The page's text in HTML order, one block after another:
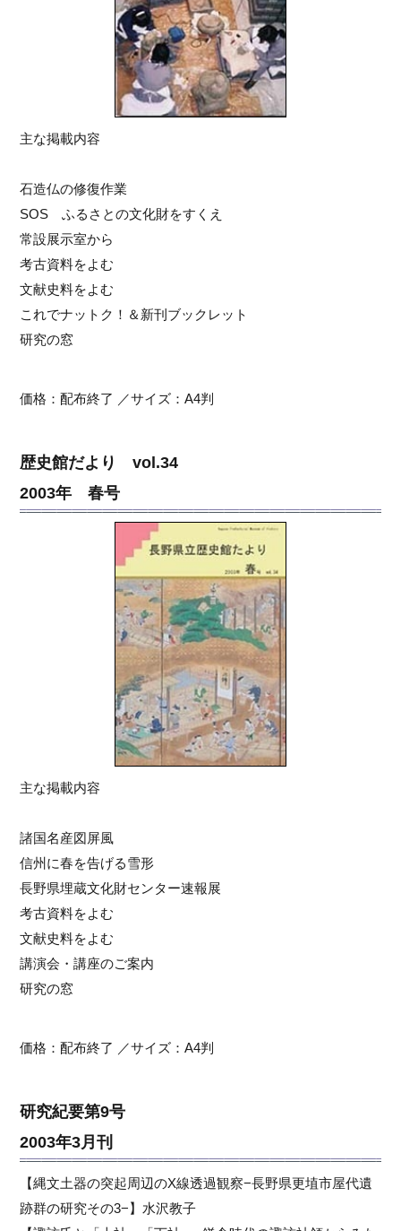
主な掲載内容
石造仏の修復作業
SOS ふるさとの文化財をすくえ
常設展示室から
考古資料をよむ
文献史料をよむ
これでナットク！＆新刊ブックレット
研究の窓
価格：配布終了 ／サイズ：A4判
歴史館だより vol.34
2003年 春号
主な掲載内容
諸国名産図屏風
信州に春を告げる雪形
長野県埋蔵文化財センター速報展
考古資料をよむ
文献史料をよむ
講演会・講座のご案内
研究の窓
価格：配布終了 ／サイズ：A4判
研究紀要第9号
2003年3月刊
【縄文土器の突起周辺のX線透過観察−長野県更埴市屋代遺
跡群の研究その3−】水沢教子